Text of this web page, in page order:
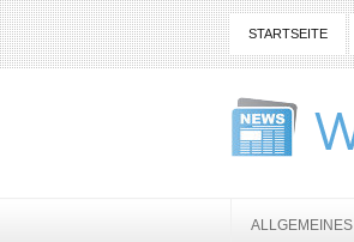
STARTSEITE
ALLGEMEINES